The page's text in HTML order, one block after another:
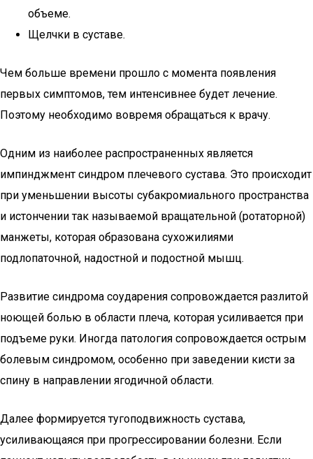
объеме.
Щелчки в суставе.
Чем больше времени прошло с момента появления
первых симптомов, тем интенсивнее будет лечение.
Поэтому необходимо вовремя обращаться к врачу.
Одним из наиболее распространенных является
импинджмент синдром плечевого сустава. Это происходит
при уменьшении высоты субакромиального пространства
и истончении так называемой вращательной (ротаторной)
манжеты, которая образована сухожилиями
подлопаточной, надостной и подостной мышц.
Развитие синдрома соударения сопровождается разлитой
ноющей болью в области плеча, которая усиливается при
подъеме руки. Иногда патология сопровождается острым
болевым синдромом, особенно при заведении кисти за
спину в направлении ягодичной области.
Далее формируется тугоподвижность сустава,
усиливающаяся при прогрессировании болезни. Если